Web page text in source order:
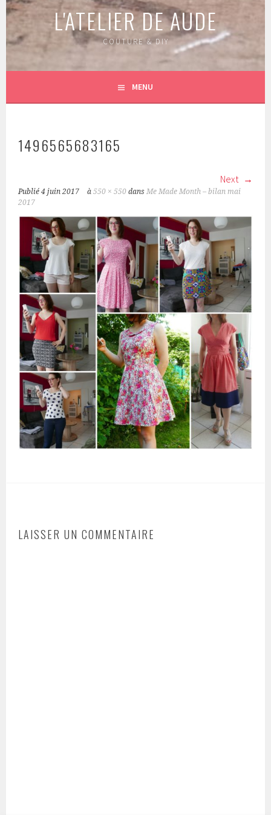
L'ATELIER DE AUDE
COUTURE & DIY
MENU
1496565683165
Next
Publié4 juin 2017 à550 × 550 dansMe Made Month – bilan mai
2017
LAISSER UN COMMENTAIRE